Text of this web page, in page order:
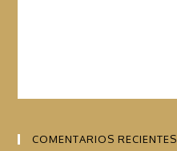
COMENTARIOS RECIENTES